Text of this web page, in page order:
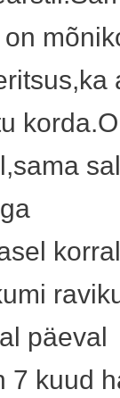
päeval
7 kuud